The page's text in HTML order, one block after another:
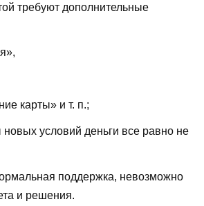
требуют дополнительные
карты» и т. п.;
новых условий деньги все равно не
поддержка, невозможно
и решения.